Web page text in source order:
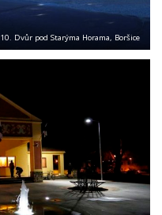
10. Dvůr pod Starýma Horama, Boršice